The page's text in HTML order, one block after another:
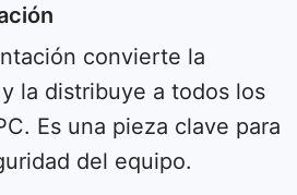
convierte la
la distribuye a todos los
Es una pieza clave para
del equipo.